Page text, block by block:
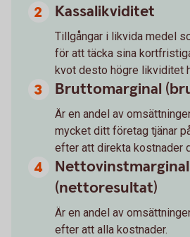
Kassalikviditet
Tillgångar i likvida medel
för att täcka sina
kvot desto högre likviditet
Bruttomarginal
Är en andel av
mycket ditt företag tjänar
efter att direkta kostnader
Nettovinstmarginal
(nettoresultat)
Är en andel av
efter att alla kostnader.